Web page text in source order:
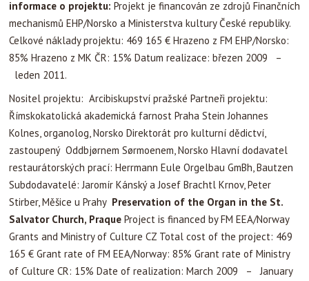
informace o projektu: Projekt je financován ze zdrojů Finančních
mechanismů EHP/Norsko a Ministerstva kultury České republiky.
Celkové náklady projektu: 469 165 € Hrazeno z FM EHP/Norsko:
85% Hrazeno z MK ČR: 15% Datum realizace: březen 2009 –
leden 2011.
Nositel projektu: Arcibiskupství pražské Partneři projektu:
Římskokatolická akademická farnost Praha Stein Johannes
Kolnes, organolog, Norsko Direktorát pro kulturní dědictví,
zastoupený Oddbjørnem Sørmoenem, Norsko Hlavní dodavatel
restaurátorských prací: Herrmann Eule Orgelbau GmBh, Bautzen
Subdodavatelé: Jaromír Kánský a Josef Brachtl Krnov, Peter
Stirber, Měšice u Prahy Preservation of the Organ in the St.
Salvator Church, Praque Project is financed by FM EEA/Norway
Grants and Ministry of Culture CZ Total cost of the project: 469
165 € Grant rate of FM EEA/Norway: 85% Grant rate of Ministry
of Culture CR: 15% Date of realization: March 2009 – January